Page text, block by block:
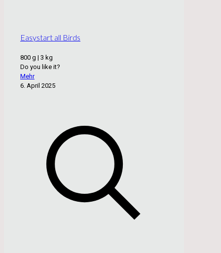
Easystart all Birds
800 g | 3 kg
Do you like it?
Mehr
6. April 2025